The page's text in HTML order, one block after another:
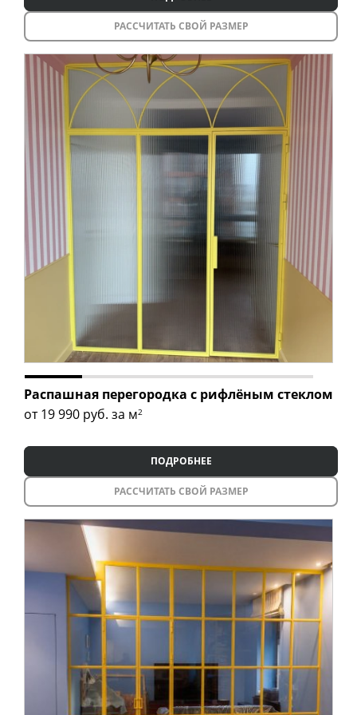
Торговые перегородки
РАССЧИТАТЬ СВОЙ РАЗМЕР
Распашная перегородка с рифлёным стеклом
от 19 990 руб. за м2
ПОДРОБНЕЕ
РАССЧИТАТЬ СВОЙ РАЗМЕР